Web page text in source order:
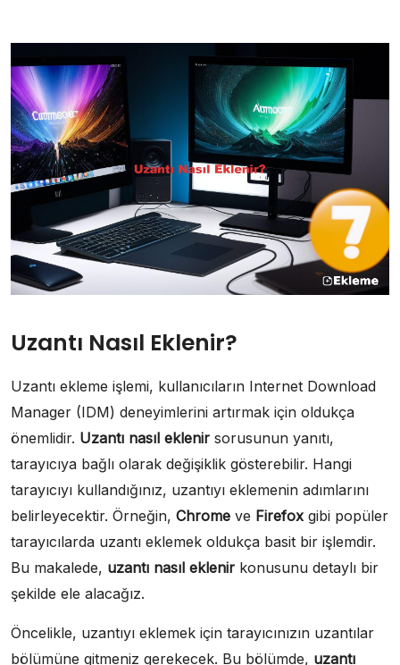
Uzantı Nasıl Eklenir?
Uzantı ekleme işlemi, kullanıcıların Internet Download
Manager (IDM) deneyimlerini artırmak için oldukça
önemlidir. Uzantı nasıl eklenir sorusunun yanıtı,
tarayıcıya bağlı olarak değişiklik gösterebilir. Hangi
tarayıcıyı kullandığınız, uzantıyı eklemenin adımlarını
belirleyecektir. Örneğin, Chrome ve Firefox gibi popüler
tarayıcılarda uzantı eklemek oldukça basit bir işlemdir.
Bu makalede, uzantı nasıl eklenir konusunu detaylı bir
şekilde ele alacağız.
Öncelikle, uzantıyı eklemek için tarayıcınızın uzantılar
bölümüne gitmeniz gerekecek. Bu bölümde, uzantı